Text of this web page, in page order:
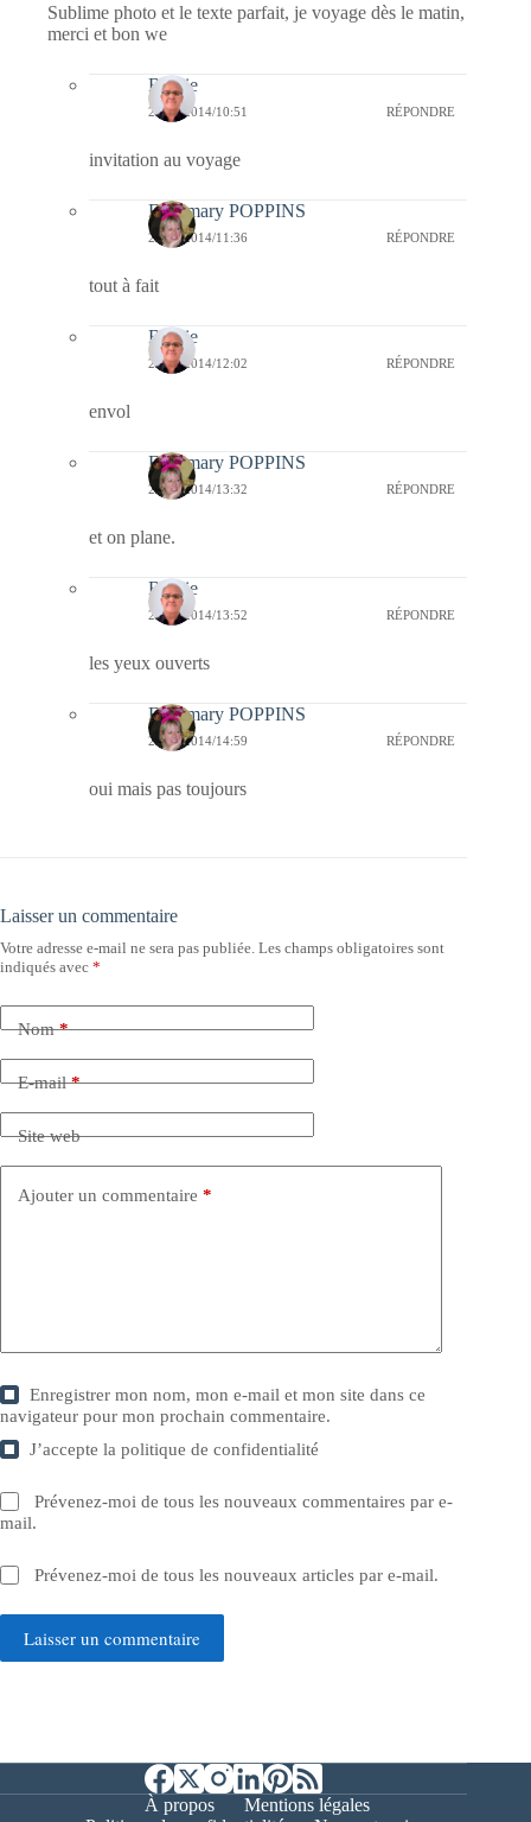
Sublime photo et le texte parfait, je voyage dès le matin,
merci et bon we
Bernie
20/06/2014/10:51 RÉPONDRE
invitation au voyage
Fabymary POPPINS
20/06/2014/11:36 RÉPONDRE
tout à fait
Bernie
20/06/2014/12:02 RÉPONDRE
envol
Fabymary POPPINS
20/06/2014/13:32 RÉPONDRE
et on plane.
Bernie
20/06/2014/13:52 RÉPONDRE
les yeux ouverts
Fabymary POPPINS
20/06/2014/14:59 RÉPONDRE
oui mais pas toujours
Laisser un commentaire
Votre adresse e-mail ne sera pas publiée. Les champs obligatoires sont
indiqués avec *
Nom*
E-mail*
Site web
Ajouter un commentaire *
Enregistrer mon nom, mon e-mail et mon site dans ce
navigateur pour mon prochain commentaire.
J’accepte lapolitique de confidentialité
Prévenez-moi de tous les nouveaux commentaires par e-
mail.
Prévenez-moi de tous les nouveaux articles par e-mail.
Laisser un commentaire
À propos
Mentions légales